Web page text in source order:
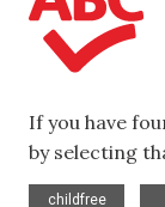
If you have
by selecting
childfree